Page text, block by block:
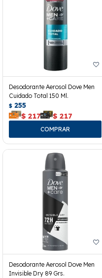
Desodorante Aerosol Dove Men
Cuidado Total 150 Ml.
$ 255
$ 217 $ 217
Desodorante Aerosol Dove Men
Invisible Dry 89 Grs.